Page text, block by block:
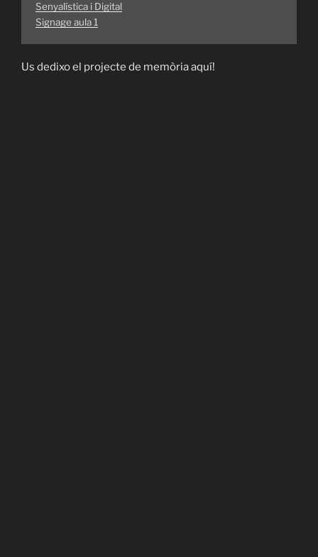
Senyalística i Digital
Signage aula 1
Us dedixo el projecte de memòria aquí!